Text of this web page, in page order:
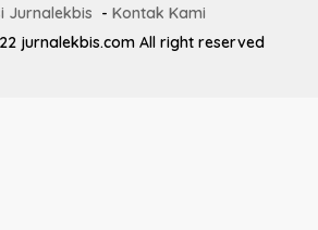
Jurnalekbis
Kontak Kami
jurnalekbis.com All right reserved